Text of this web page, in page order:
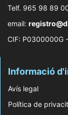
Telf. 965 98 89
email:
CIF: P0300000G
Informació
Avís legal
Política de